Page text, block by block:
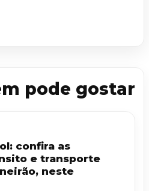
pode gostar
confira as
e transporte
neste